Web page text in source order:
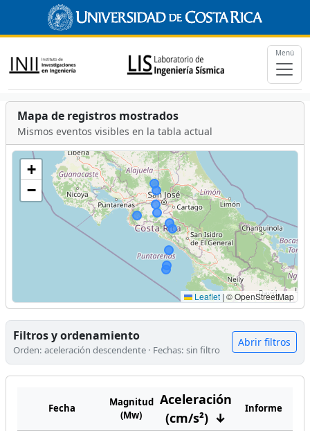
Menú
Mapa de registros mostrados
Mismos eventos visibles en la tabla actual
+
−
Leaflet | © OpenStreetMap
Filtros y ordenamiento
Orden: aceleración descendente · Fechas: sin filtro
Abrir filtros
Fecha
Magnitud
(Mw)
Aceleración
(cm/s²) ↓
Informe